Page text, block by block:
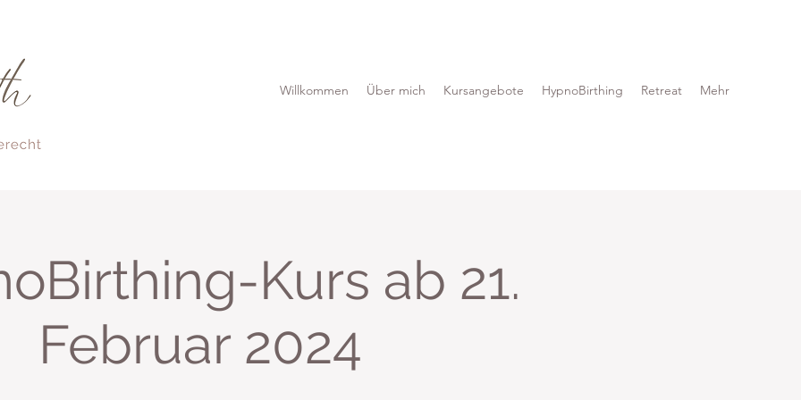
Willkommen Über mich Kursangebote HypnoBirthing Retreat Mehr
Kurs ab 21.
Februar 2024